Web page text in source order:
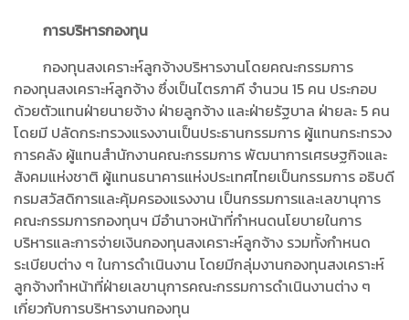
การบริหารกองทุน
กองทุนสงเคราะห์ลูกจ้างบริหารงานโดยคณะกรรมการ
กองทุนสงเคราะห์ลูกจ้าง ซึ่งเป็นไตรภาคี จำนวน 15 คน ประกอบ
ด้วยตัวแทนฝ่ายนายจ้าง ฝ่ายลูกจ้าง และฝ่ายรัฐบาล ฝ่ายละ 5 คน
โดยมี ปลัดกระทรวงแรงงานเป็นประธานกรรมการ ผู้แทนกระทรวง
การคลัง ผู้แทนสำนักงานคณะกรรมการ พัฒนาการเศรษฐกิจและ
สังคมแห่งชาติ ผู้แทนธนาคารแห่งประเทศไทยเป็นกรรมการ อธิบดี
กรมสวัสดิการและคุ้มครองแรงงาน เป็นกรรมการและเลขานุการ
คณะกรรมการกองทุนฯ มีอำนาจหน้าที่กำหนดนโยบายในการ
บริหารและการจ่ายเงินกองทุนสงเคราะห์ลูกจ้าง รวมทั้งกำหนด
ระเบียบต่าง ๆ ในการดำเนินงาน โดยมีกลุ่มงานกองทุนสงเคราะห์
ลูกจ้างทำหน้าที่ฝ่ายเลขานุการคณะกรรมการดำเนินงานต่าง ๆ
เกี่ยวกับการบริหารงานกองทุน